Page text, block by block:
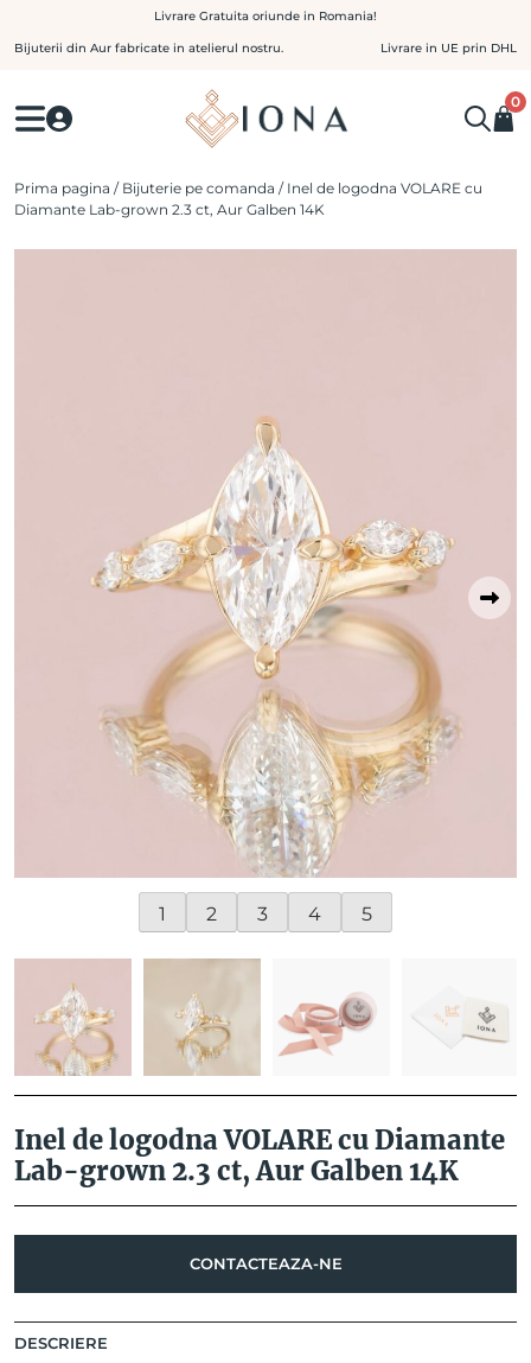
to
Livrare Gratuita oriunde in Romania!
Bijuterii din Aur fabricate in atelierul nostru. Livrare in UE prin DHL
0
Prima pagina / Bijuterie pe comanda / Inel de logodna VOLARE cu
Diamante Lab-grown 2.3 ct, Aur Galben 14K
1 2 3 4 5
Inel de logodna VOLARE cu Diamante
Lab-grown 2.3 ct, Aur Galben 14K
CONTACTEAZA-NE
DESCRIERE